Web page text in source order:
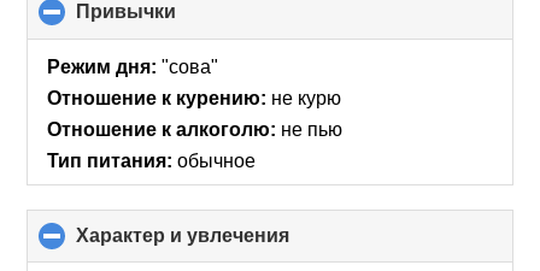
Привычки
to
collapse
Режим дня: "сова"
Отношение к курению: не курю
Отношение к алкоголю: не пью
Тип питания: обычное
Характер и увлечения
to